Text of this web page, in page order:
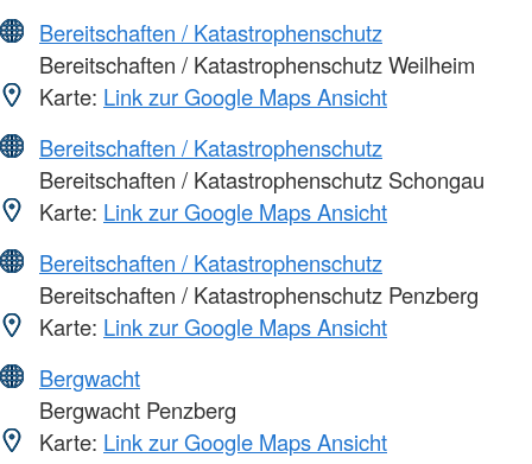
Bereitschaften / Katastrophenschutz
Bereitschaften / Katastrophenschutz Weilheim
Karte: Link zur Google Maps Ansicht
Bereitschaften / Katastrophenschutz
Bereitschaften / Katastrophenschutz Schongau
Karte: Link zur Google Maps Ansicht
Bereitschaften / Katastrophenschutz
Bereitschaften / Katastrophenschutz Penzberg
Karte: Link zur Google Maps Ansicht
Bergwacht
Bergwacht Penzberg
Karte: Link zur Google Maps Ansicht